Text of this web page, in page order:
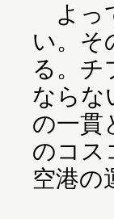
よっ
い。そ
る。チ
ならな
の一貫
のコス
空港の